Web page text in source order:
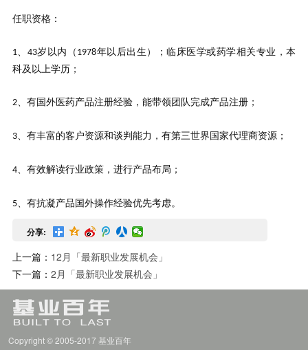
任职资格：
1、 43岁以内（ 1978年以后出生）；临床医学或药学相关专业，本
科及以上学历；
2、有国外医药产品注册经验，能带领团队完成产品注册；
3、有丰富的客户资源和谈判能力，有第三世界国家代理商资源；
4、有效解读行业政策，进行产品布局；
5、有抗凝产品国外操作经验优先考虑。
分享:
上一篇： 12月「最新职业发展机会」
下一篇： 2月「最新职业发展机会」
Copyright © 2005-2017 基业百年